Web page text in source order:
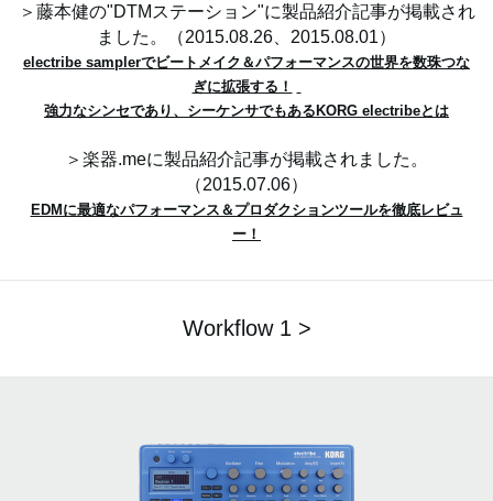
＞藤本健の"DTMステーション"に製品紹介記事が掲載され
ました。（2015.08.26、2015.08.01）
electribe samplerでビートメイク＆パフォーマンスの世界を数珠つな
ぎに拡張する！
強力なシンセであり、シーケンサでもあるKORG electribeとは
＞楽器.meに製品紹介記事が掲載されました。
（2015.07.06）
EDMに最適なパフォーマンス＆プロダクションツールを徹底レビュ
ー！
Workflow 1 >